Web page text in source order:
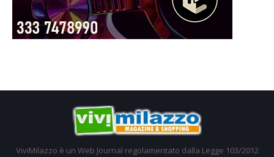
ViviMilazzo è un Web Journal regolamentato dalla Legge 103/2012